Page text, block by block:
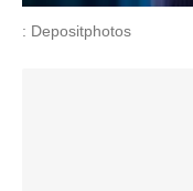
: Depositphotos